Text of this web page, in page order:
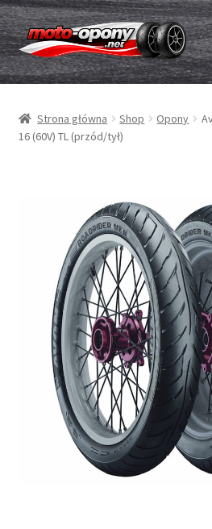
Przejdź
do
nawigacji
Przejdź
do
treści
Opony
Dętki & taśmy
Kontakt
Strona główna Shop Opony
16 (60V) TL (przód/tył)